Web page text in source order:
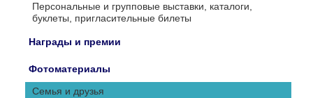
Персональные и групповые выставки, каталоги,
буклеты, пригласительные билеты
Награды и премии
Фотоматериалы
Семья и друзья